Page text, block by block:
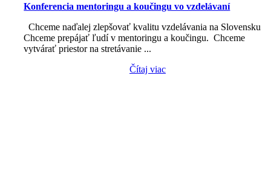
Konferencia mentoringu a koučingu vo vzdelávaní
Chceme naďalej zlepšovať kvalitu vzdelávania na Slovensku
Chceme prepájať ľudí v mentoringu a koučingu. Chceme
vytvárať priestor na stretávanie ...
Čítaj viac